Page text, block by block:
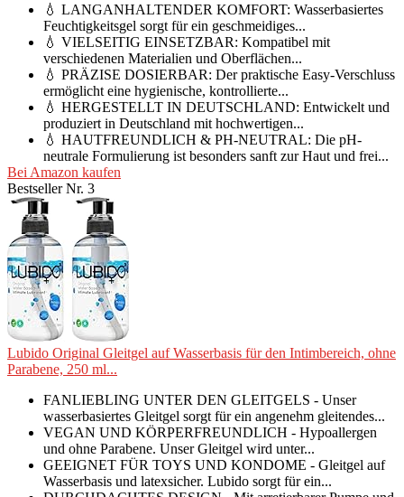
💧 LANGANHALTENDER KOMFORT: Wasserbasiertes
Feuchtigkeitsgel sorgt für ein geschmeidiges...
💧 VIELSEITIG EINSETZBAR: Kompatibel mit
verschiedenen Materialien und Oberflächen...
💧 PRÄZISE DOSIERBAR: Der praktische Easy-Verschluss
ermöglicht eine hygienische, kontrollierte...
💧 HERGESTELLT IN DEUTSCHLAND: Entwickelt und
produziert in Deutschland mit hochwertigen...
💧 HAUTFREUNDLICH & PH-NEUTRAL: Die pH-
neutrale Formulierung ist besonders sanft zur Haut und frei...
Bei Amazon kaufen
Bestseller Nr. 3
Lubido Original Gleitgel auf Wasserbasis für den Intimbereich, ohne
Parabene, 250 ml...
FANLIEBLING UNTER DEN GLEITGELS - Unser
wasserbasiertes Gleitgel sorgt für ein angenehm gleitendes...
VEGAN UND KÖRPERFREUNDLICH - Hypoallergen
und ohne Parabene. Unser Gleitgel wird unter...
GEEIGNET FÜR TOYS UND KONDOME - Gleitgel auf
Wasserbasis und latexsicher. Lubido sorgt für ein...